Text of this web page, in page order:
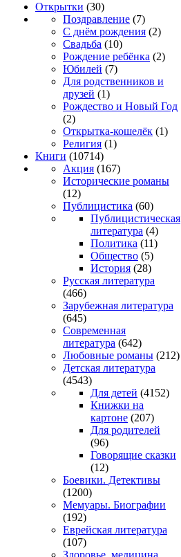
Открытки (30)
Поздравление (7)
С днём рождения (2)
Свадьба (10)
Рождение ребёнка (2)
Юбилей (7)
Для родственников и
друзей (1)
Рождество и Новый Год
(2)
Открытка-кошелёк (1)
Религия (1)
Книги (10714)
Акция (167)
Исторические романы
(12)
Публицистика (60)
Публицистическая
литература (4)
Политика (11)
Общество (5)
История (28)
Русская литература
(466)
Зарубежная литература
(645)
Современная
литература (642)
Любовные романы (212)
Детская литература
(4543)
Для детей (4152)
Книжки на
картоне (207)
Для родителей
(96)
Говорящие сказки
(12)
Боевики. Детективы
(1200)
Мемуары. Биографии
(192)
Еврейская литература
(107)
Здоровье, медицина